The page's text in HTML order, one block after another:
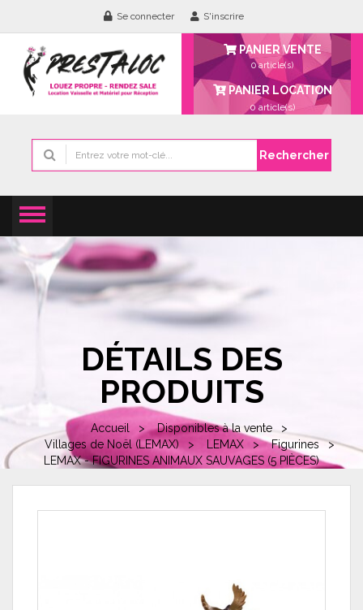
Se connecter S'inscrire
PANIER VENTE
0 article(s)
PANIER LOCATION
0 article(s)
Rechercher
DÉTAILS DES
PRODUITS
Accueil
Disponibles à la vente
Villages de Noël (LEMAX)
LEMAX
Figurines
LEMAX - FIGURINES ANIMAUX SAUVAGES (5 PIÈCES)